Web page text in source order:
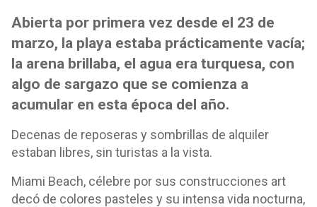
Abierta por primera vez desde el 23 de
marzo, la playa estaba prácticamente vacía;
la arena brillaba, el agua era turquesa, con
algo de sargazo que se comienza a
acumular en esta época del año.
Decenas de reposeras y sombrillas de alquiler
estaban libres, sin turistas a la vista.
Miami Beach, célebre por sus construcciones art
decó de colores pasteles y su intensa vida nocturna,